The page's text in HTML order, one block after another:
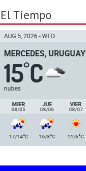
El Tiempo
AUG 5, 2026 - WED
MERCEDES, URUGUAY
15°C
nubes
MIER
08/05
JUE
08/06
VIER
08/07
17/14°C 16/8°C 11/6°C